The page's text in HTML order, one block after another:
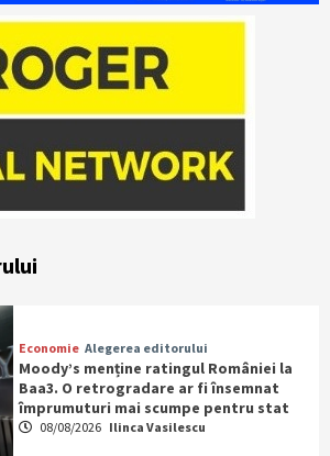
Economie Alegerea editorului
Moody’s menține ratingul României la
Baa3. O retrogradare ar fi însemnat
împrumuturi mai scumpe pentru stat
08/08/2026 Ilinca Vasilescu